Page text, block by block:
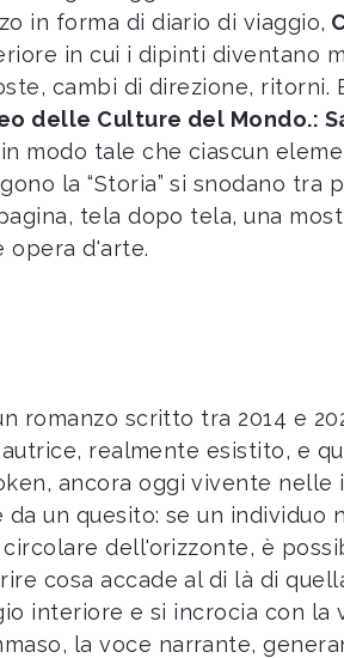
in forma di diario di viaggio,
in cui i dipinti diventano
cambi di direzione, ritorni.
delle Culture del Mondo.:
modo tale che ciascun
la “Storia” si snodano tra
tela dopo tela, una
opera d'arte.
romanzo scritto tra 2014 e
realmente esistito, e
ancora oggi vivente nelle
un quesito: se un individuo
dell'orizzonte, è
cosa accade al di là di
interiore e si incrocia con la
la voce narrante,